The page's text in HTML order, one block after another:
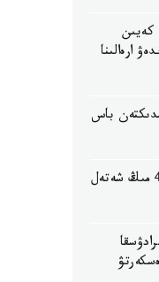
كەيىن
ارەالىنا
باس
شىلدەدە شەكارادان وتپەك بولعان 4 مىڭ شەتەل
شاڭدى داۋىل جانە 42 گرادۋسقا
وڭىردە ەسكەرتۋ